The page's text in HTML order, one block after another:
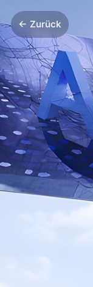
← Zurück